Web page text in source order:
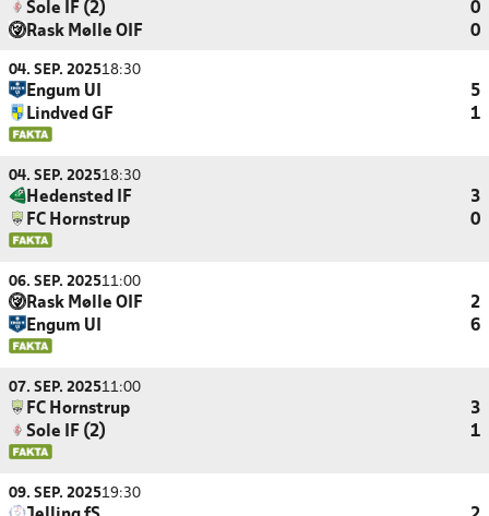
Sole IF (2)
0
Rask Mølle OIF
0
04. SEP. 202518:30
Engum UI
5
Lindved GF
1
04. SEP. 202518:30
Hedensted IF
3
FC Hornstrup
0
06. SEP. 202511:00
Rask Mølle OIF
2
Engum UI
6
07. SEP. 202511:00
FC Hornstrup
3
Sole IF (2)
1
09. SEP. 202519:30